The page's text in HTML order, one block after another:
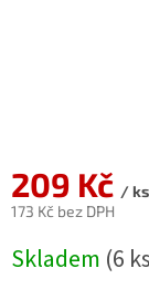
209 Kč / ks
173 Kč bez DPH
cena:
Skladem (6